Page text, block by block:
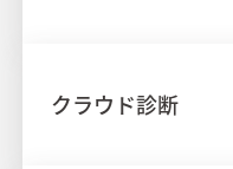
クラウド診断